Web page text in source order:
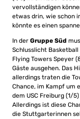
vervollständigen
etwas drin, wie schon
könnte es einen
In der Gruppe Süd
Schlusslicht
Flying Towers Speyer
Gäste ausgehen. Das
allerdings traten die
Chance, im Kampf um
dem USC Freiburg (1/
Allerdings ist diese
die Stuttgarterinnen